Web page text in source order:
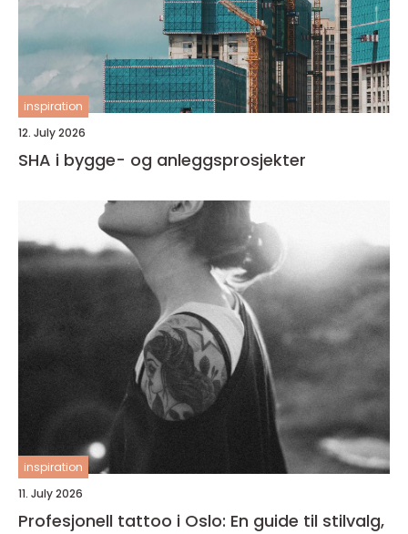
inspiration
12. July 2026
SHA i bygge- og anleggsprosjekter
inspiration
11. July 2026
Profesjonell tattoo i Oslo: En guide til stilvalg,